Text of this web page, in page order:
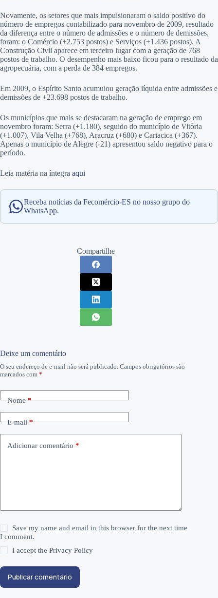
Novamente, os setores que mais impulsionaram o saldo positivo do
número de empregos contabilizado para novembro de 2009, resultado
da diferença entre o número de admissões e o número de demissões,
foram: o Comércio (+2.753 postos) e Serviços (+1.436 postos). A
Construção Civil aparece em terceiro lugar com a geração de 768
postos de trabalho. O desempenho mais baixo ficou para o resultado da
agropecuária, com a perda de 384 empregos.
Em 2009, o Espírito Santo acumulou geração líquida entre admissões e
demissões de +23.698 postos de trabalho.
Os municípios que mais se destacaram na geração de emprego em
novembro foram: Serra (+1.180), seguido do município de Vitória
(+1.007), Vila Velha (+768), Aracruz (+680) e Cariacica (+367).
Apenas o município de Alegre (-21) apresentou saldo negativo para o
período.
Leia matéria na íntegra aqui
Receba notícias da Fecomércio-ES no nosso grupo do
WhatsApp.
Compartilhe
Deixe um comentário
O seu endereço de e-mail não será publicado. Campos obrigatórios são
marcados com *
Nome*
E-mail*
Adicionar comentário *
Save my name and email in this browser for the next time
I comment.
I accept thePrivacy Policy
Publicar comentário